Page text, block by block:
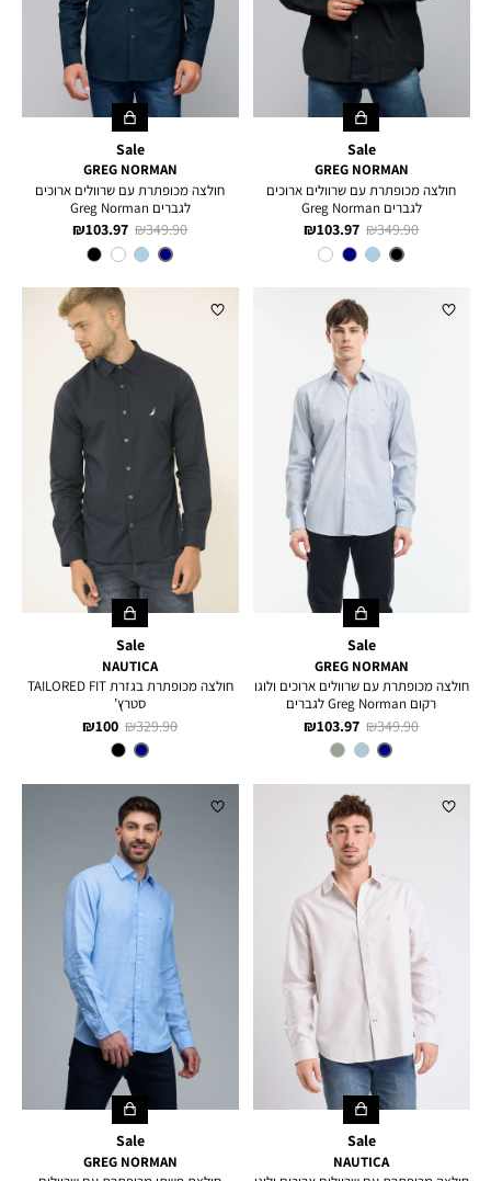
Sale
GREG NORMAN
חולצה מכופתרת עם שרוולים ארוכים
לגברים Greg Norman
מחיר
מוצר
103.97 ₪
מחיר
רגיל
349.90 ₪
צבע
BLACK
Sale
GREG NORMAN
חולצה מכופתרת עם שרוולים ארוכים
לגברים Greg Norman
מחיר
מוצר
103.97 ₪
מחיר
רגיל
349.90 ₪
צבע
NAVY
Sale
GREG NORMAN
חולצה מכופתרת עם שרוולים ארוכים ולוגו
רקום Greg Norman לגברים
מחיר
מוצר
103.97 ₪
מחיר
349.90 ₪
צבע
NAVY
Sale
NAUTICA
חולצה מכופתרת בגזרת TAILORED FIT
סטרץ’
מחיר
מוצר
100 ₪
מחיר
329.90 ₪
צבע
NAVY
Sale
NAUTICA
Sale
GREG NORMAN